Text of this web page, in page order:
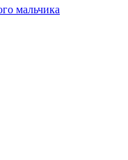
мальчика